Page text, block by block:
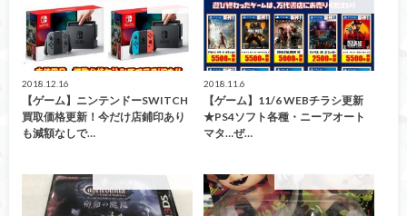
2018.12.16
【ゲーム】ニンテンドーSWITCH
買取価格更新！今だけ店鋪印あり
も減額なしで…
買取告知
2018.11.6
【ゲーム】11/6 WEBチラシ更新
★PS4ソフト各種・ニーアオート
マタ…ぜ…